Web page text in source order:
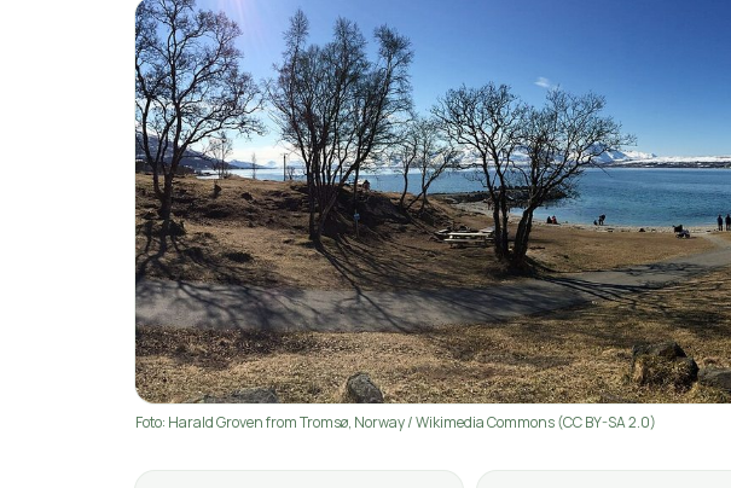
Foto: Harald Groven from Tromsø, Norway / Wikimedia Commons (CC BY-SA 2.0)